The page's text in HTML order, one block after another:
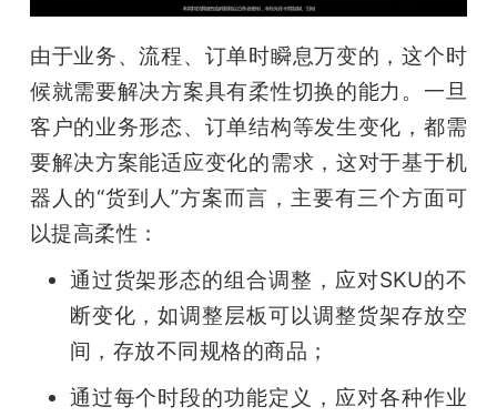
由于业务、流程、订单时瞬息万变的，这个时
候就需要解决方案具有柔性切换的能力。一旦
客户的业务形态、订单结构等发生变化，都需
要解决方案能适应变化的需求，这对于基于机
器人的“货到人”方案而言，主要有三个方面可
以提高柔性：
通过货架形态的组合调整，应对SKU的不
断变化，如调整层板可以调整货架存放空
间，存放不同规格的商品；
通过每个时段的功能定义，应对各种作业